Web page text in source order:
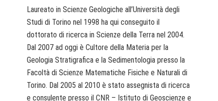
Laureato in Scienze Geologiche all’Università degli
Studi di Torino nel 1998 ha qui conseguito il
dottorato di ricerca in Scienze della Terra nel 2004.
Dal 2007 ad oggi è Cultore della Materia per la
Geologia Stratigrafica e la Sedimentologia presso la
Facoltà di Scienze Matematiche Fisiche e Naturali di
Torino. Dal 2005 al 2010 è stato assegnista di ricerca
e consulente presso il CNR – Istituto di Geoscienze e